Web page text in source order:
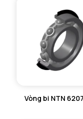
Vòng bi NTN